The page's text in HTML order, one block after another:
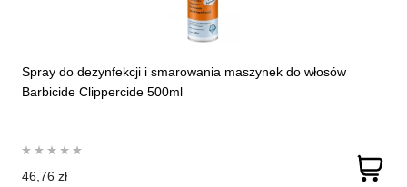
Spray do dezynfekcji i smarowania maszynek do włosów
Barbicide Clippercide 500ml
46,76 zł